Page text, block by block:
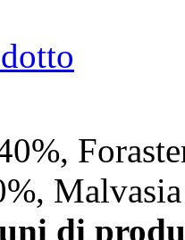
di